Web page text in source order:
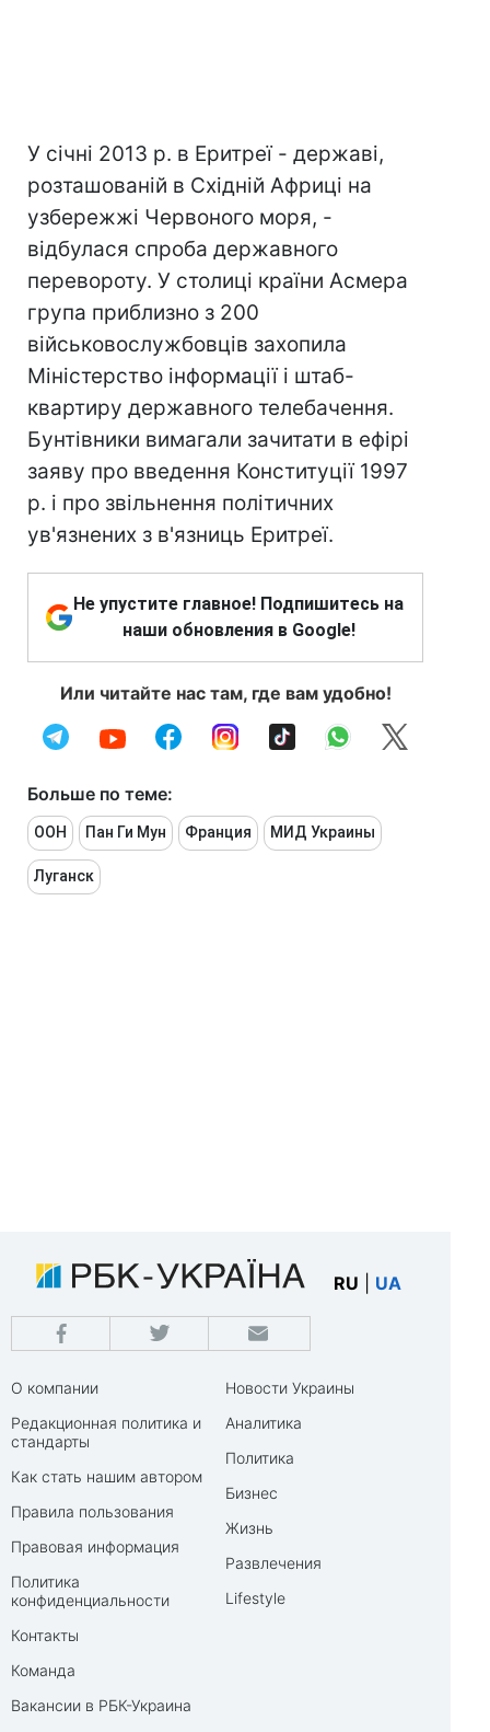
У січні 2013 р. в Еритреї - державі,
розташованій в Східній Африці на
узбережжі Червоного моря, -
відбулася спроба державного
перевороту. У столиці країни Асмера
група приблизно з 200
військовослужбовців захопила
Міністерство інформації і штаб-
квартиру державного телебачення.
Бунтівники вимагали зачитати в ефірі
заяву про введення Конституції 1997
р. і про звільнення політичних
ув'язнених з в'язниць Еритреї.
Не упустите главное! Подпишитесь на
наши обновления в Google!
Или читайте нас там, где вам удобно!
Больше по теме:
ООН Пан Ги Мун Франция МИД Украины
Луганск
RU UA
О компании
Редакционная политика и
стандарты
Как стать нашим автором
Правила пользования
Правовая информация
Политика
конфиденциальности
Контакты
Команда
Вакансии в РБК-Украина
Новости Украины
Аналитика
Политика
Бизнес
Жизнь
Развлечения
Lifestyle